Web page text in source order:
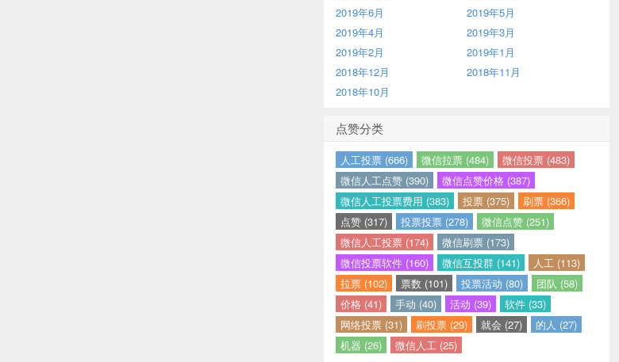
2019年6月
2019年5月
2019年4月
2019年3月
2019年2月
2019年1月
2018年12月
2018年11月
2018年10月
点赞分类
人工投票 (666) 微信拉票 (484)
微信投票 (483)
微信人工点赞 (390)
微信点赞价格 (387)
微信人工投票费用 (383)
投票 (375)
刷票 (366)
点赞 (317)
投票投票 (278)
微信点赞 (251)
微信人工投票 (174)
微信刷票 (173)
微信投票软件 (160)
微信互投群 (141)
人工 (113)
拉票 (102)
票数 (101) 投票活动 (80)
团队 (58)
价格 (41)
手动 (40) 活动 (39)
软件 (33)
网络投票 (31)
刷投票 (29) 就会 (27)
的人 (27)
机器 (26)
微信人工 (25)